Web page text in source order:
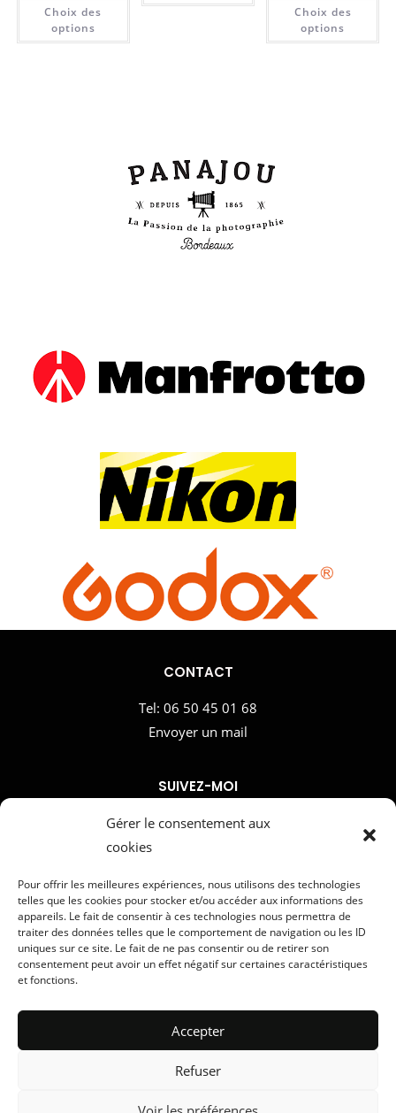
Gérer le consentement aux
cookies
Pour offrir les meilleures expériences, nous utilisons des technologies
telles que les cookies pour stocker et/ou accéder aux informations des
appareils. Le fait de consentir à ces technologies nous permettra de
traiter des données telles que le comportement de navigation ou les ID
uniques sur ce site. Le fait de ne pas consentir ou de retirer son
consentement peut avoir un effet négatif sur certaines caractéristiques
et fonctions.
Accepter
Refuser
Choix des
options
Choix des
options
CONTACT
Tel: 06 50 45 01 68
Envoyer un mail
SUIVEZ-MOI
Accueil
Réserver une séance
Mentions légales